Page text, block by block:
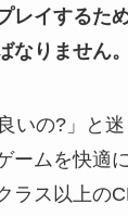
レイするた
なりません。
いの?」と
ームを快適
ラス以上の